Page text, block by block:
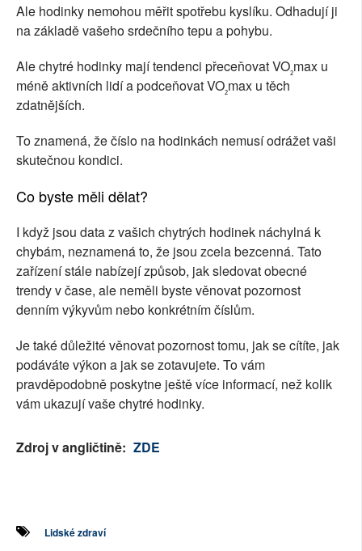
Ale hodinky nemohou měřit spotřebu kyslíku. Odhadují ji
na základě vašeho srdečního tepu a pohybu.
Ale chytré hodinky mají tendenci přeceňovat VO₂max u
méně aktivních lidí a podceňovat VO₂max u těch
zdatnějších.
To znamená, že číslo na hodinkách nemusí odrážet vaši
skutečnou kondici.
Co byste měli dělat?
I když jsou data z vašich chytrých hodinek náchylná k
chybám, neznamená to, že jsou zcela bezcenná. Tato
zařízení stále nabízejí způsob, jak sledovat obecné
trendy v čase, ale neměli byste věnovat pozornost
denním výkyvům nebo konkrétním číslům.
Je také důležité věnovat pozornost tomu, jak se cítíte, jak
podáváte výkon a jak se zotavujete. To vám
pravděpodobně poskytne ještě více informací, než kolik
vám ukazují vaše chytré hodinky.
Zdroj v angličtině: ZDE
Lidské zdraví